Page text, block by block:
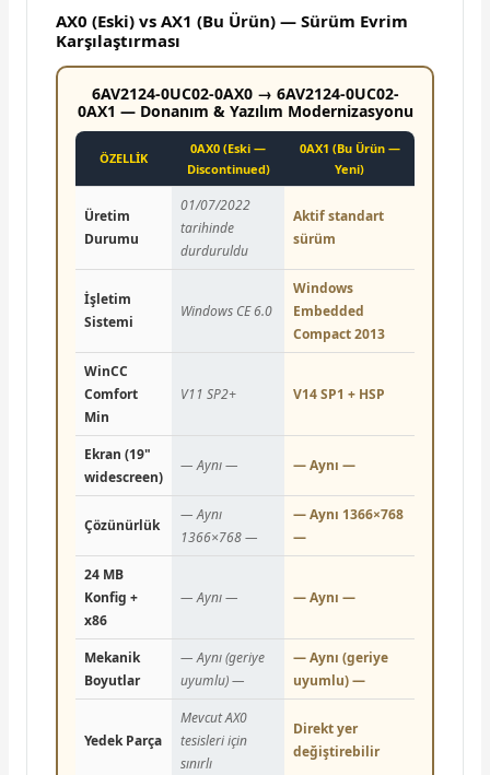
AX0 (Eski) vs AX1 (Bu Ürün) — Sürüm Evrim
Karşılaştırması
6AV2124-0UC02-0AX0 → 6AV2124-0UC02-
0AX1 — Donanım & Yazılım Modernizasyonu
ÖZELLİK
0AX0 (Eski —
Discontinued)
0AX1 (Bu Ürün —
Yeni)
Üretim
Durumu
01/07/2022
tarihinde
durduruldu
Aktif standart
sürüm
İşletim
Sistemi
Windows CE 6.0
Windows
Embedded
Compact 2013
WinCC
Comfort
Min
V11 SP2+ V14 SP1 + HSP
Ekran (19"
widescreen)
— Aynı — — Aynı —
Çözünürlük
— Aynı
1366×768 —
— Aynı 1366×768
—
24 MB
Konfig +
x86
— Aynı — — Aynı —
Mekanik
Boyutlar
— Aynı (geriye
uyumlu) —
— Aynı (geriye
uyumlu) —
Yedek Parça
Mevcut AX0
tesisleri için
sınırlı
Direkt yer
değiştirebilir